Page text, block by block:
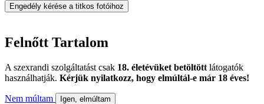
Engedély kérése a titkos fotóihoz
Felnőtt Tartalom
A szexrandi szolgáltatást csak 18. életévüket betöltött látogatók
használhatják. Kérjük nyilatkozz, hogy elmúltál-e már 18 éves!
Nem múltam Igen, elmúltam